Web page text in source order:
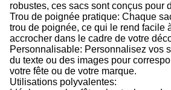
robustes, ces sacs sont conçus pour
Trou de poignée pratique: Chaque
trou de poignée, ce qui le rend facile
accrocher dans le cadre de votre
Personnalisable: Personnalisez vos
du texte ou des images pour
votre fête ou de votre marque.
Utilisations polyvalentes: